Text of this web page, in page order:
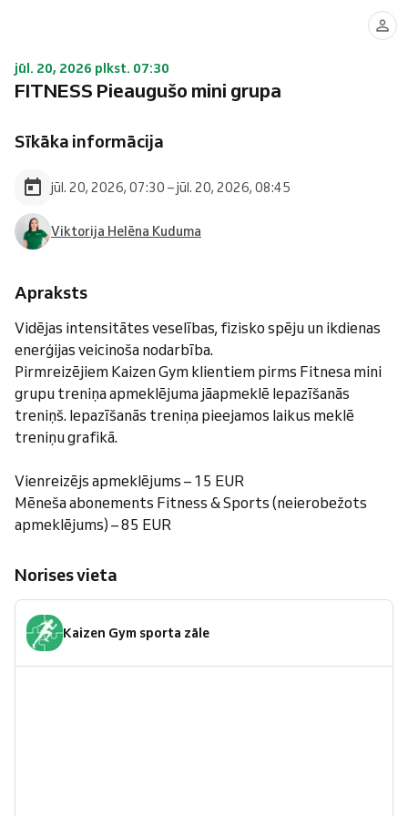
jūl. 20, 2026 plkst. 07:30
FITNESS Pieaugušo mini grupa
Sīkāka informācija
jūl. 20, 2026, 07:30 – jūl. 20, 2026, 08:45
Viktorija Helēna Kuduma
Apraksts
Vidējas intensitātes veselības, fizisko spēju un ikdienas
enerģijas veicinoša nodarbība.
Pirmreizējiem Kaizen Gym klientiem pirms Fitnesa mini
grupu treniņa apmeklējuma jāapmeklē Iepazīšanās
treniņš. Iepazīšanās treniņa pieejamos laikus meklē
treniņu grafikā.
Vienreizējs apmeklējums – 15 EUR
Mēneša abonements Fitness & Sports (neierobežots
apmeklējums) – 85 EUR
Norises vieta
Kaizen Gym sporta zāle